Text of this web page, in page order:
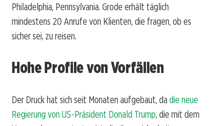
Philadelphia, Pennsylvania. Grode erhält täglich
mindestens 20 Anrufe von Klienten, die fragen, ob es
sicher sei, zu reisen.
Hohe Profile von Vorfällen
Der Druck hat sich seit Monaten aufgebaut, da die neue
Regierung von US-Präsident Donald Trump, die mit dem